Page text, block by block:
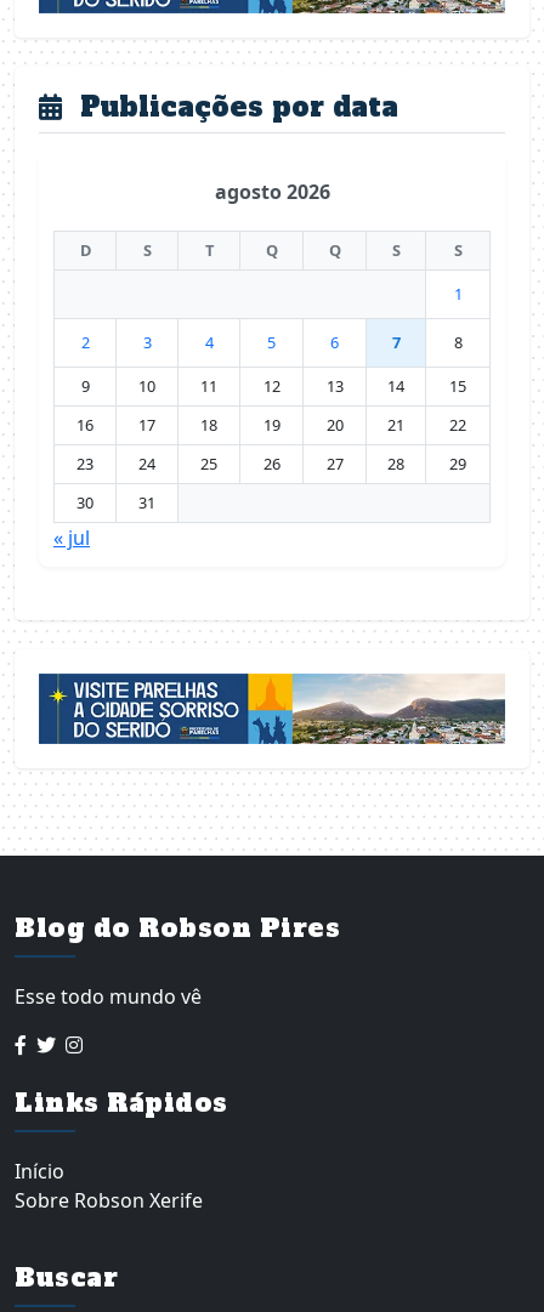
Publicações por data
agosto 2026
D S T Q Q S
S
1
2 3 4 5 6 7
8
9
10 11 12 13 14
15
16
17 18 19 20 21
22
23
24 25 26 27 28
29
30
31
« jul
Blog do Robson Pires
Esse todo mundo vê
Links Rápidos
Início
Sobre Robson Xerife
Buscar